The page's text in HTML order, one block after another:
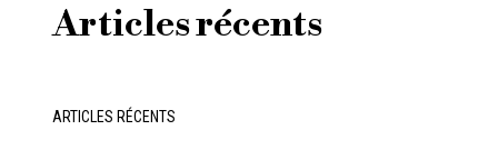
Articles récents
ARTICLES RÉCENTS